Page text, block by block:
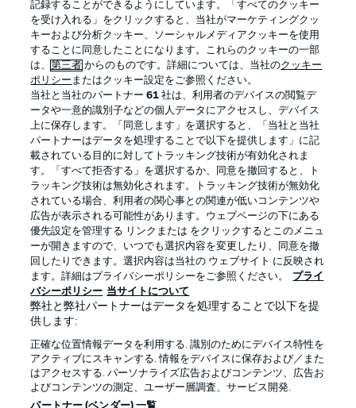
Official Partners
プライバシー・ポリシー 優先設定を管理する
利用条件 放送局
求人 選手
当サイトについて
記録することができるようにしています。「すべてのクッキー
を受け入れる」をクリックすると、当社がマーケティングクッ
キーおよび分析クッキー、ソーシャルメディアクッキーを使用
することに同意したことになります。これらのクッキーの一部
は、第三者 からのものです。詳細については、当社のクッキー
ポリシー またはクッキー設定をご参照ください。
当社と当社のパートナー61 社は、利用者のデバイスの閲覧デ
ータや一意的識別子などの個人データにアクセスし、デバイス
上に保存します。「同意します」を選択すると、「当社と当社
パートナーはデータを処理することで以下を提供します」に記
載されている目的に対してトラッキング技術が有効化されま
す。「すべて拒否する」を選択するか、同意を撤回すると、ト
ラッキング技術は無効化されます。トラッキング技術が無効化
されている場合、利用者の関心事との関連が低いコンテンツや
広告が表示される可能性があります。ウェブページの下にある
優先設定を管理する リンクまたは をクリックするとこのメニュ
ーが開きますので、いつでも選択内容を変更したり、同意を撤
回したりできます。選択内容は当社の ウェブサイト に反映され
ます。詳細はプライバシーポリシーをご参照ください。
プライ
バシーポリシー 当サイトについて
弊社と弊社パートナーはデータを処理することで以下を提
供します:
正確な位置情報データを利用する. 識別のためにデバイス特性を
アクティブにスキャンする. 情報をデバイスに保存および／また
はアクセスする. パーソナライズ広告およびコンテンツ、広告お
よびコンテンツの測定、ユーザー層調査、サービス開発.